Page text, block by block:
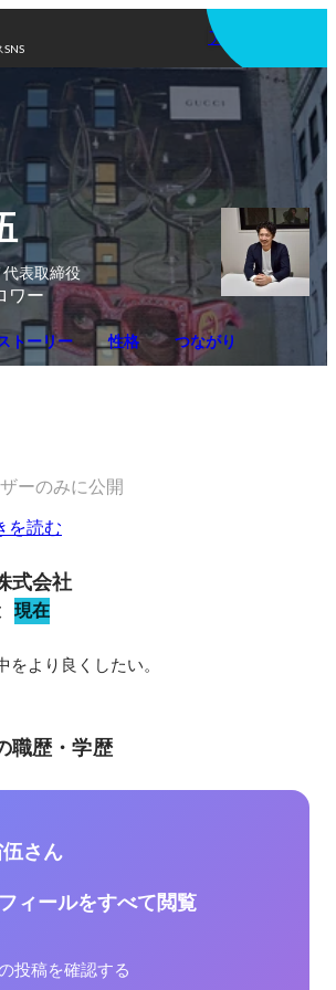
アプリを使う
代表取締役
ワー
トーリー 性格 つながり
ーのみに公開
を読む
式会社
現在
をより良くしたい。
職歴・学歴
さん
ィールをすべて閲覧
投稿を確認する